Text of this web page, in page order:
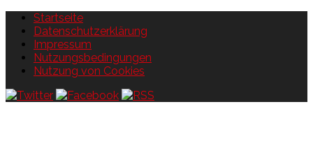
Startseite
Datenschutzerklärung
Impressum
Nutzungsbedingungen
Nutzung von Cookies